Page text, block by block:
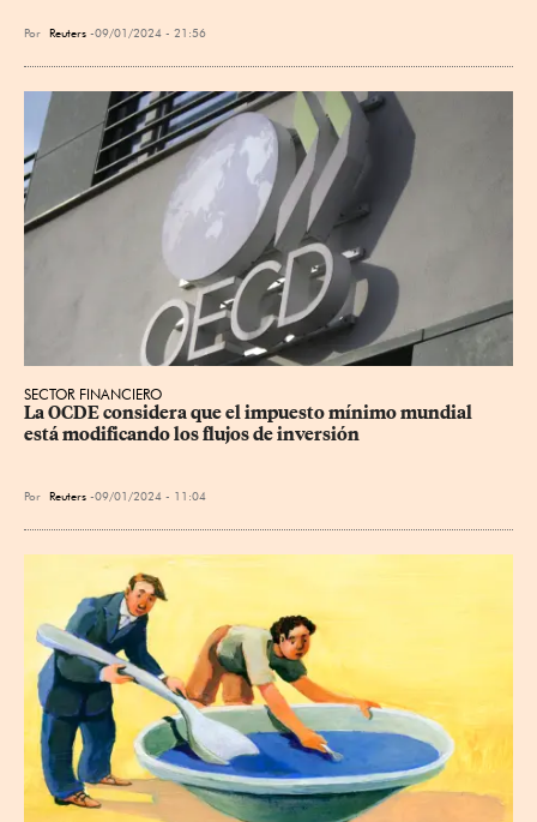
Por Reuters 09/01/2024 - 21:56
SECTOR FINANCIERO
La OCDE considera que el impuesto mínimo mundial
está modificando los flujos de inversión
Por Reuters 09/01/2024 - 11:04